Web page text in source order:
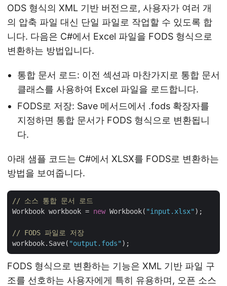
ODS 형식의 XML 기반 버전으로, 사용자가 여러 개
의 압축 파일 대신 단일 파일로 작업할 수 있도록 합
니다. 다음은 C#에서 Excel 파일을 FODS 형식으로
변환하는 방법입니다.
통합 문서 로드: 이전 섹션과 마찬가지로 통합 문서
클래스를 사용하여 Excel 파일을 로드합니다.
FODS로 저장: Save 메서드에서 .fods 확장자를
지정하면 통합 문서가 FODS 형식으로 변환됩니
다.
아래 샘플 코드는 C#에서 XLSX를 FODS로 변환하는
방법을 보여줍니다.
// 소스 통합 문서 로드
Workbook workbook = new Workbook( "input.xlsx" );
// FODS 파일로 저장
workbook.Save( "output.fods"
FODS 형식으로 변환하는 기능은 XML 기반 파일 구
조를 선호하는 사용자에게 특히 유용하며, 오픈 소스